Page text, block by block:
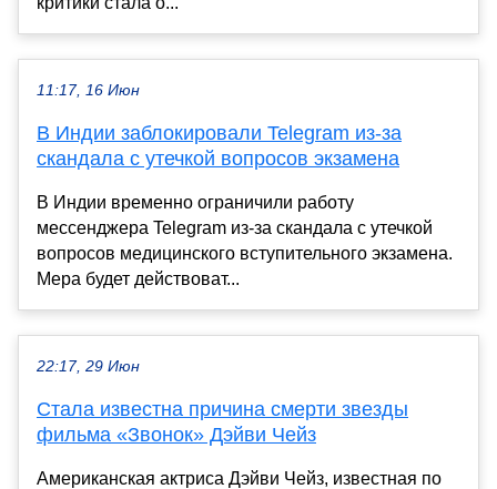
11:17, 16 Июн
В Индии заблокировали Telegram из-за
скандала с утечкой вопросов экзамена
В Индии временно ограничили работу
мессенджера Telegram из-за скандала с утечкой
вопросов медицинского вступительного экзамена.
Мера будет действоват...
22:17, 29 Июн
Стала известна причина смерти звезды
фильма «Звонок» Дэйви Чейз
Американская актриса Дэйви Чейз, известная по